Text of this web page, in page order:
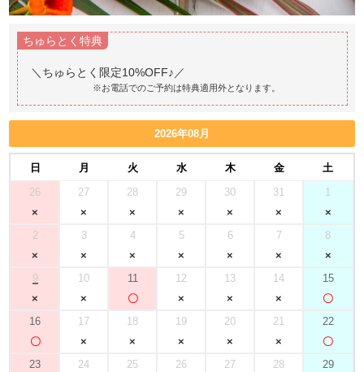
ちゅらとく特典
※お電話でのご予約は特典適用外となります。
2026年08月
日 月 火 水 木 金
土
26
27 28 29 30 31 1
2 3 4 5 6 7 8
9 10 11 12 13 14 15
16 17 18 19 20 21 22
23 24 25 26 27 28 29